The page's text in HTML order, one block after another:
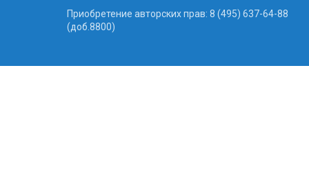
Приобретение авторских прав: 8 (495) 637-64-88
(доб.8800)